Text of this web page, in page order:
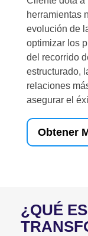
herramientas
evolución de
optimizar los
del recorrido
estructurado,
relaciones
asegurar el
Obtener
¿QUÉ